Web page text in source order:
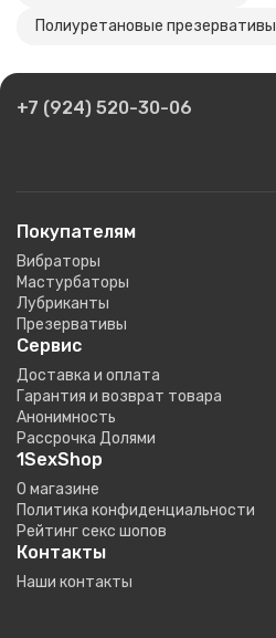
Полиуретановые презервативы
+7 (924) 520-30-06
Покупателям
Вибраторы
Мастурбаторы
Лубриканты
Презервативы
Сервис
Доставка и оплата
Гарантия и возврат товара
Анонимность
Рассрочка Долями
1SexShop
О магазине
Политика конфиденциальности
Рейтинг секс шопов
Контакты
Наши контакты